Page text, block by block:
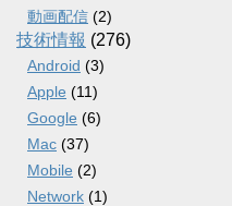
動画配信 (2)
技術情報 (276)
Android (3)
Apple (11)
Google (6)
Mac (37)
Mobile (2)
Network (1)